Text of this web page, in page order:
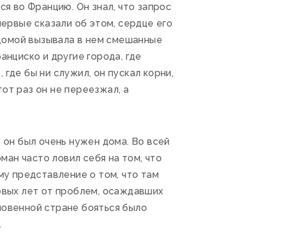
во Францию. Он знал, что запрос
сказали об этом, сердце его
вызывала в нем смешанные
и другие города, где
бы ни служил, он пускал корни,
раз он не переезжал, а
был очень нужен дома. Во всей
часто ловил себя на том, что
представление о том, что там
лет от проблем, осаждавших
стране бояться было